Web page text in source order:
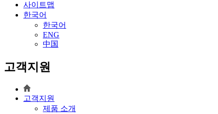
사이트맵
한국어
한국어
ENG
中国
고객지원
고객지원
제품 소개